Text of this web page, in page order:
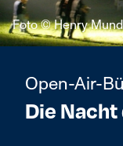
Foto © Henry
Open-Air-
Die